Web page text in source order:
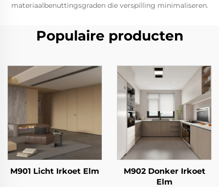
materiaalbenuttingsgraden die verspilling minimaliseren.
Populaire producten
M901 Licht Irkoet Elm
M902 Donker Irkoet
Elm